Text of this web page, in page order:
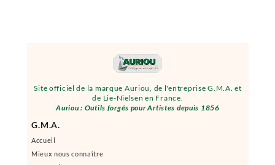
Site officiel de la marque Auriou, de l'entreprise G.M.A. et
de Lie-Nielsen en France.
Auriou : Outils forgés pour Artistes depuis 1856
G.M.A.
Accueil
Mieux nous connaître